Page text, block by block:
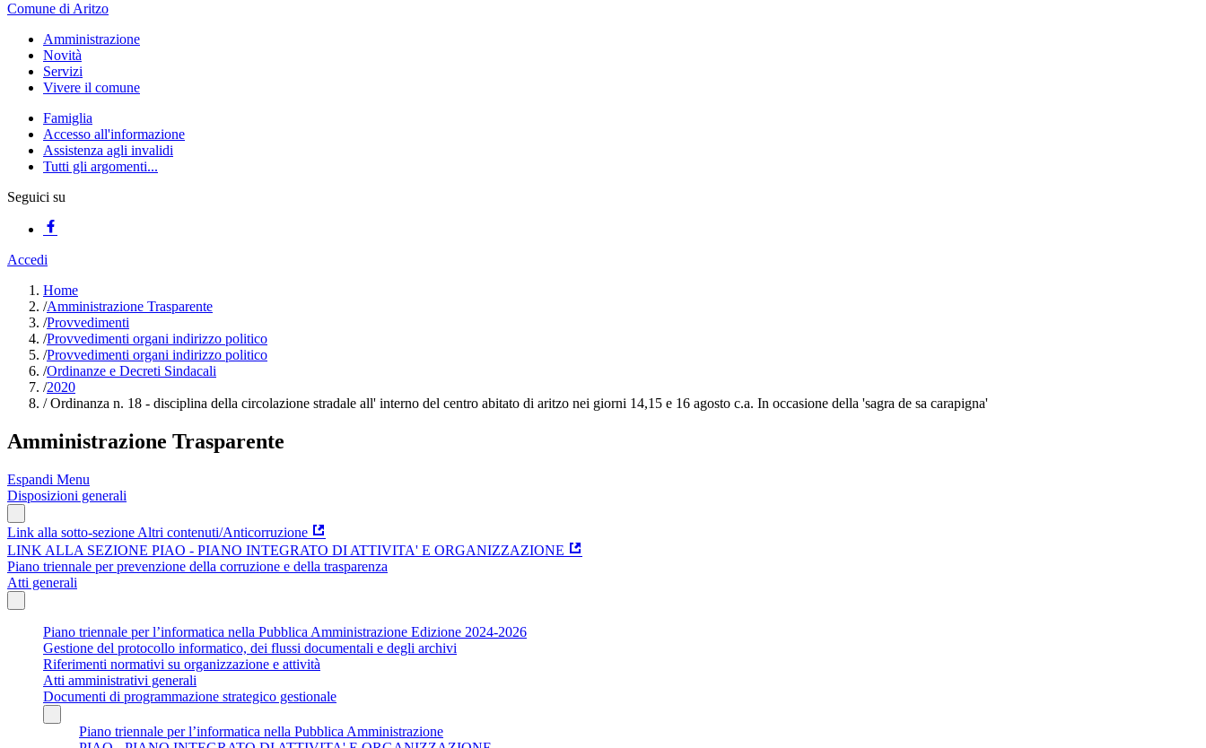
Comune di Aritzo
Amministrazione
Novità
Servizi
Vivere il comune
Famiglia
Accesso all'informazione
Assistenza agli invalidi
Tutti gli argomenti...
Seguici su
Accedi
Home
/Amministrazione Trasparente
/Provvedimenti
/Provvedimenti organi indirizzo politico
/Provvedimenti organi indirizzo politico
/Ordinanze e Decreti Sindacali
/2020
/Ordinanza n. 18 - disciplina della circolazione stradale all' interno del centro abitato di aritzo nei giorni 14,15 e 16 agosto c.a. In occasione della 'sagra de sa carapigna'
Amministrazione Trasparente
Espandi Menu
Disposizioni generali
Link alla sotto-sezione Altri contenuti/Anticorruzione
LINK ALLA SEZIONE PIAO - PIANO INTEGRATO DI ATTIVITA' E ORGANIZZAZIONE
Piano triennale per prevenzione della corruzione e della trasparenza
Atti generali
Piano triennale per l’informatica nella Pubblica Amministrazione Edizione 2024-2026
Gestione del protocollo informatico, dei flussi documentali e degli archivi
Riferimenti normativi su organizzazione e attività
Atti amministrativi generali
Documenti di programmazione strategico gestionale
Piano triennale per l’informatica nella Pubblica Amministrazione